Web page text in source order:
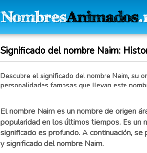
Significado del nombre Naim:
Descubre el significado del nombre Naim, su
personalidades famosas que llevan este
El nombre Naim es un nombre de origen
popularidad en los últimos tiempos. Es un
significado es profundo. A continuación, se
y significado del nombre Naim.